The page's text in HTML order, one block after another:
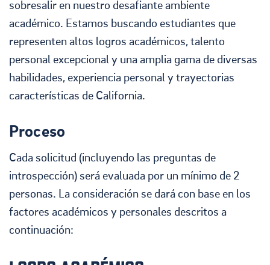
sobresalir en nuestro desafiante ambiente
académico. Estamos buscando estudiantes que
representen altos logros académicos, talento
personal excepcional y una amplia gama de diversas
habilidades, experiencia personal y trayectorias
características de California.
Proceso
Cada solicitud (incluyendo las preguntas de
introspección) será evaluada por un mínimo de 2
personas. La consideración se dará con base en los
factores académicos y personales descritos a
continuación: